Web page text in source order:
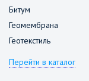
Битум
Геомембрана
Геотекстиль
Перейти в каталог